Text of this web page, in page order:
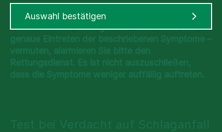
Was ist zu tun?
Wenn Sie einen Schlaganfall – auch ohne das
genaue Eintreten der beschriebenen Symptome –
vermuten, alarmieren Sie bitte den
Rettungsdienst. Es ist nicht auszuschließen,
dass die Symptome weniger auffällig auftreten.
Test bei Verdacht auf Schlaganfall
Auswahl bestätigen